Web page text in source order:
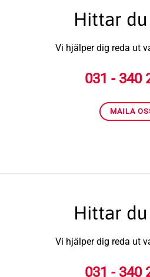
Hittar
Vi hjälper dig reda ut
031 - 340
MAILA
Hittar
Vi hjälper dig reda ut
031 - 340